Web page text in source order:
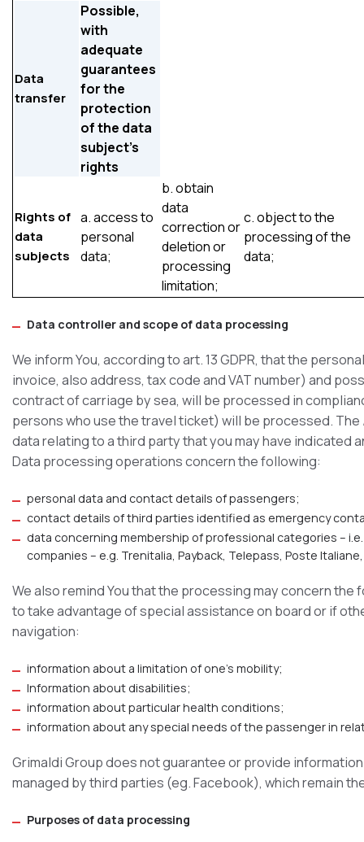
Data
transfer
Possible,
with
adequate
guarantees
for the
protection
of the data
subject’s
rights
Rights of
data
subjects
a. access to
personal
data;
b. obtain
data
correction or
deletion or
processing
limitation;
c. object to the
processing of the
data;
Data controller and scope of data processing
We inform You, according to art. 13 GDPR, that the
invoice, also address, tax code and VAT number) and
contract of carriage by sea, will be processed in
persons who use the travel ticket) will be processed. The
data relating to a third party that you may have indicated
Data processing operations concern the following:
personal data and contact details of passengers;
contact details of third parties identified as emergency
data concerning membership of professional categories –
companies – e.g. Trenitalia, Payback, Telepass, Poste
We also remind You that the processing may concern
to take advantage of special assistance on board or if
navigation:
information about a limitation of one’s mobility;
Information about disabilities;
information about particular health conditions;
information about any special needs of the passenger in
Grimaldi Group does not guarantee or provide
managed by third parties (eg. Facebook), which remain
Purposes of data processing